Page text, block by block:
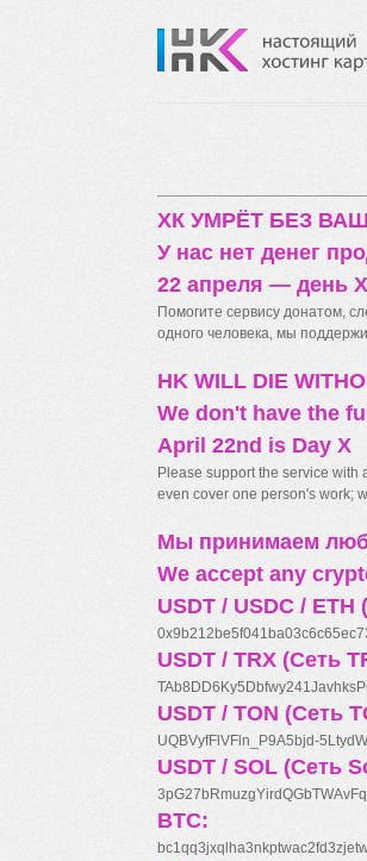
ХК УМРЁТ БЕЗ
У нас нет денег
22 апреля — день X
Помогите сервису донатом,
одного человека, мы
HK WILL DIE
We don't have the
April 22nd is Day X
Please support the service with
even cover one person's work;
Мы принимаем
We accept any
USDT / USDC / ETH
USDT / TRX (Сеть
USDT / TON (Сеть
UQBVyfFlVFln_P9A5bjd-
USDT / SOL (Сеть
BTC: